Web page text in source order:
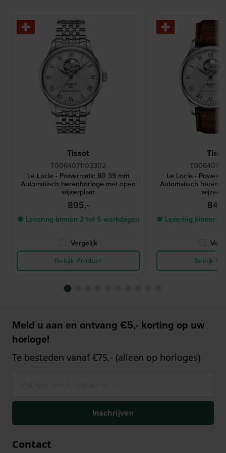
Tissot
T0064071103302
Le Locle - Powermatic 80 39 mm
Automatisch herenhorloge met open
wijzerplaat
895,-
● Levering binnen 2 tot 5 werkdagen
Vergelijk
Bekijk Product
Le Locle -
Automatisch
● Levering binnen 2
Bekijk
Meld u aan en ontvang €5,- korting op uw
horloge!
Te besteden vanaf €75,- (alleen op horloges)
Inschrijven
Contact